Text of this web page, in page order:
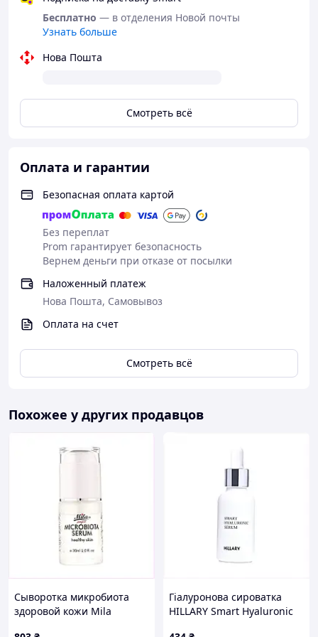
Бесплатно — в отделения Новой почты
Узнать больше
Нова Пошта
Смотреть всё
Оплата и гарантии
Безопасная оплата картой
Без переплат
Prom гарантирует безопасность
Вернем деньги при отказе от посылки
Наложенный платеж
Нова Пошта, Самовывоз
Оплата на счет
Смотреть всё
Похожее у других продавцов
Сыворотка микробиота
здоровой кожи Mila
Гіалуронова сироватка
HILLARY Smart Hyaluronic